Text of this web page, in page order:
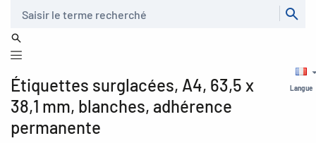
Langue
Étiquettes surglacées, A4, 63,5 x
38,1 mm, blanches, adhérence
permanente